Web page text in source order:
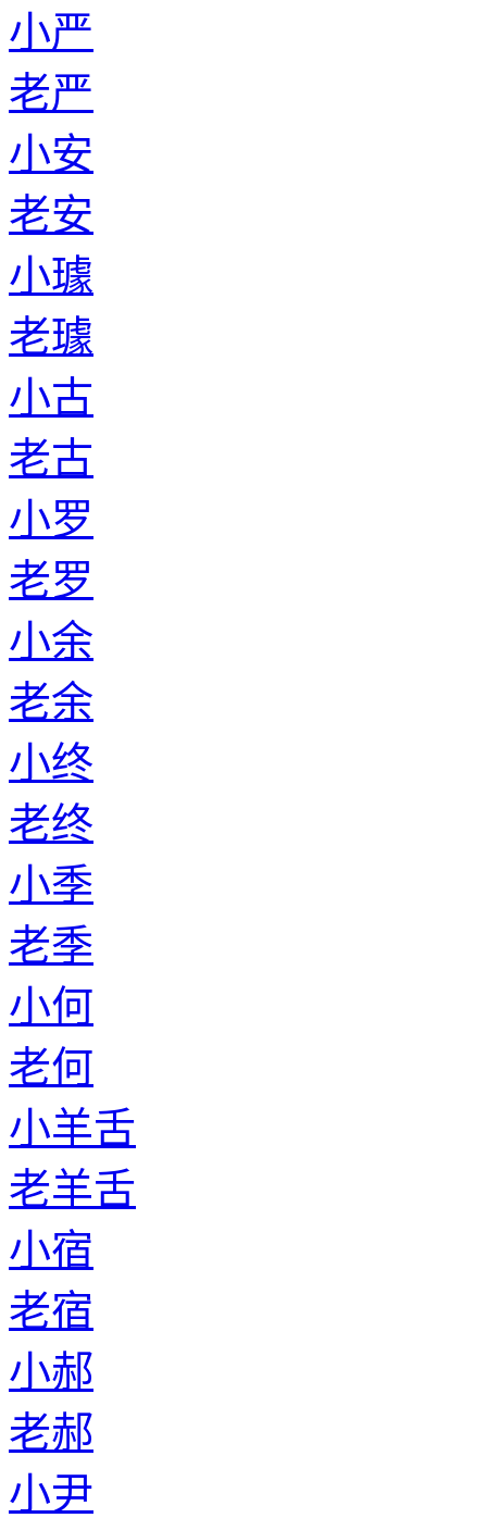
小严
老严
小安
老安
小璩
老璩
小古
老古
小罗
老罗
小余
老余
小终
老终
小季
老季
小何
老何
小羊舌
老羊舌
小宿
老宿
小郝
老郝
小尹